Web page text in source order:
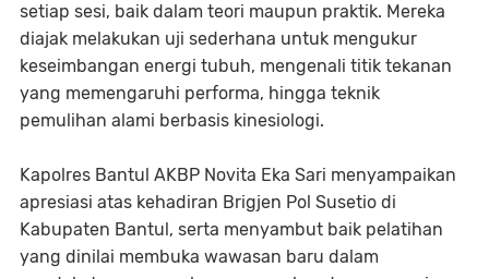
setiap sesi, baik dalam teori maupun praktik. Mereka
diajak melakukan uji sederhana untuk mengukur
keseimbangan energi tubuh, mengenali titik tekanan
yang memengaruhi performa, hingga teknik
pemulihan alami berbasis kinesiologi.
Kapolres Bantul AKBP Novita Eka Sari menyampaikan
apresiasi atas kehadiran Brigjen Pol Susetio di
Kabupaten Bantul, serta menyambut baik pelatihan
yang dinilai membuka wawasan baru dalam